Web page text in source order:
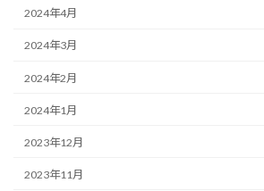
2024年4月
2024年3月
2024年2月
2024年1月
2023年12月
2023年11月